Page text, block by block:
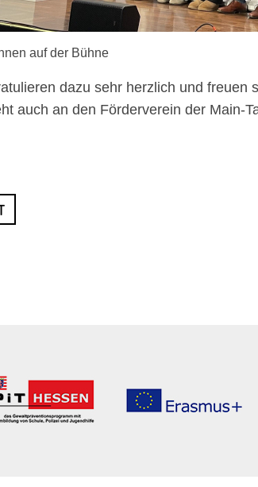
auf der Bühne
dazu sehr herzlich und freuen
auch an den Förderverein der Main-